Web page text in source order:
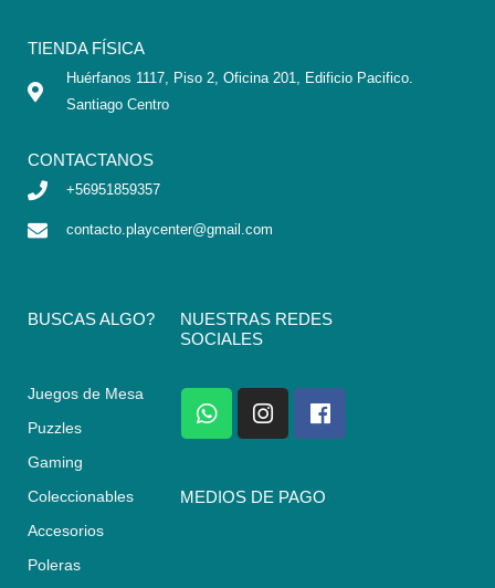
TIENDA FÍSICA
Huérfanos 1117, Piso 2, Oficina 201, Edificio Pacifico.
Santiago Centro
CONTACTANOS
+56951859357
contacto.playcenter@gmail.com
BUSCAS ALGO?
Juegos de Mesa
Puzzles
Gaming
Coleccionables
Accesorios
Poleras
NUESTRAS REDES
SOCIALES
W
h
a
s
I
n
s
a
F
a
c
b
MEDIOS DE PAGO